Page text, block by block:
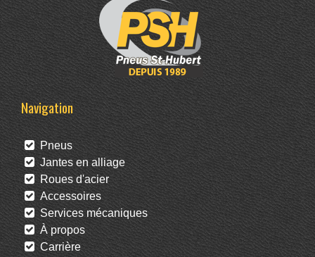
Navigation
Pneus
Jantes en alliage
Roues d'acier
Accessoires
Services mécaniques
À propos
Carrière